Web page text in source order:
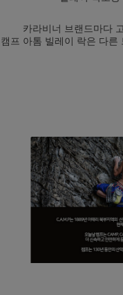
카라비너 브랜드마다
캠프 아톰 빌레이 락은 다른